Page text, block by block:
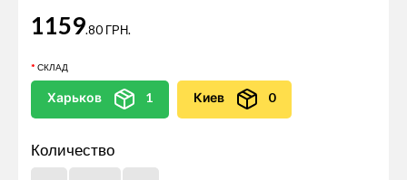
1159.80 ГРН.
СКЛАД
Харьков 1 Киев 0
Количество